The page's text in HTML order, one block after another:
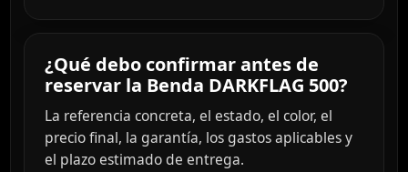
¿Qué debo confirmar antes de
reservar la Benda DARKFLAG 500?
La referencia concreta, el estado, el color, el
precio final, la garantía, los gastos aplicables y
el plazo estimado de entrega.